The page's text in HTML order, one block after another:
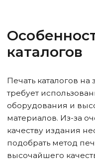
каталогов
Печать каталогов на
требует
оборудования и
материалов. Из-за
качеству издания
подобрать метод
высочайшего